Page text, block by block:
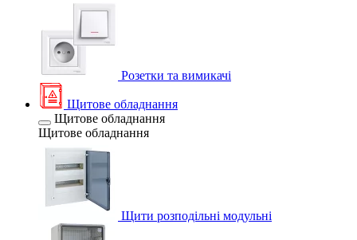
Розетки та вимикачі
Щитове обладнання
Щитове обладнання
Щитове обладнання
Щити розподільні модульні